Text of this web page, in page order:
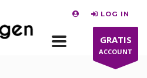
LOG IN
GRATIS
ACCOUNT